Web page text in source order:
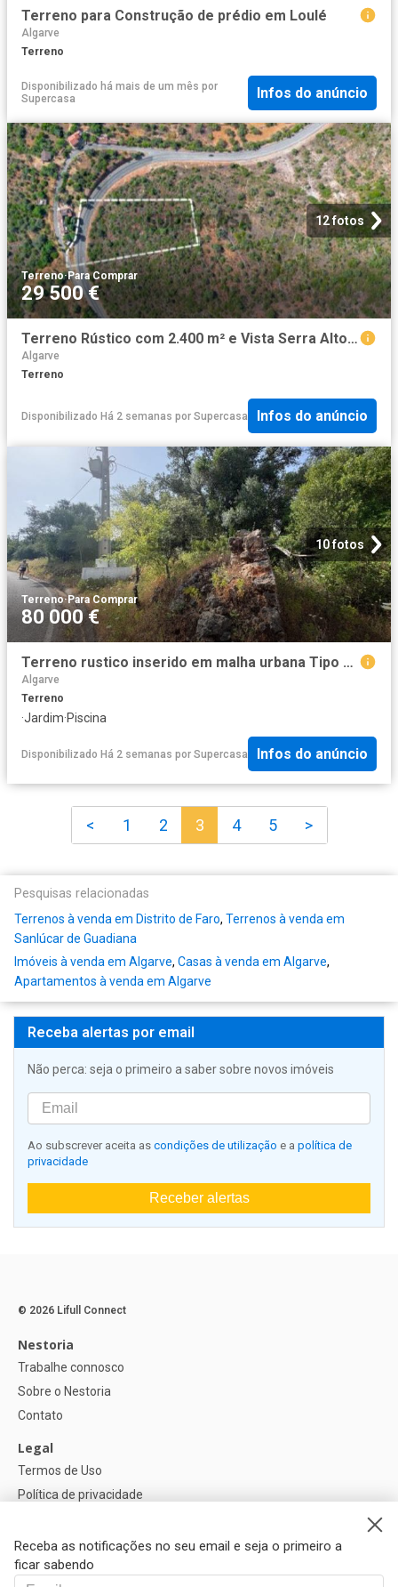
Terreno para Construção de prédio em Loulé
Algarve
Terreno
Disponibilizado há mais de um mês por
Supercasa
Infos do anúncio
12 fotos
Terreno·Para Comprar
29 500 €
Terreno Rústico com 2.400 m² e Vista Serra Alto Fica, Loulé
Algarve
Terreno
Disponibilizado Há 2 semanas por Supercasa Infos do anúncio
10 fotos
Terreno·Para Comprar
80 000 €
Terreno rustico inserido em malha urbana Tipo C, Salir, Algarve
Algarve
Terreno
·Jardim·Piscina
Disponibilizado Há 2 semanas por Supercasa Infos do anúncio
< 1 2 3 4 5 >
Pesquisas relacionadas
Terrenos à venda em Distrito de Faro, Terrenos à venda em
Sanlúcar de Guadiana
Imóveis à venda em Algarve, Casas à venda em Algarve,
Apartamentos à venda em Algarve
Receba alertas por email
Não perca: seja o primeiro a saber sobre novos imóveis
Ao subscrever aceita as condições de utilização e a política de
privacidade
Receber alertas
Receba as notificações no seu email e seja o primeiro a
ficar sabendo
© 2026 Lifull Connect
Nestoria
Trabalhe connosco
Sobre o Nestoria
Contato
Legal
Termos de Uso
Política de privacidade
Configurações de cookies
Ajuda